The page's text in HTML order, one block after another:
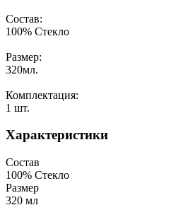
Состав:
100% Стекло
Размер:
320мл.
Комплектация:
1 шт.
Характеристики
Состав
100% Стекло
Размер
320 мл